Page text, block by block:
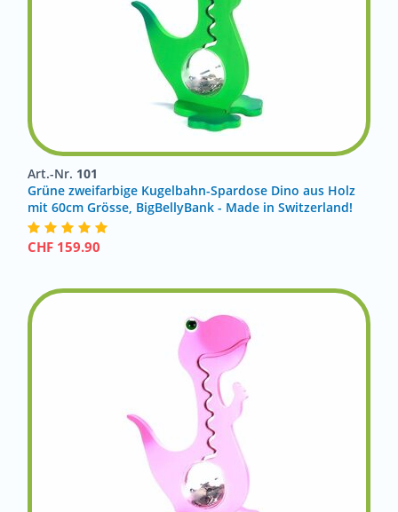
Art.-Nr. 101
Grüne zweifarbige Kugelbahn-Spardose Dino aus Holz
mit 60cm Grösse, BigBellyBank - Made in Switzerland!
CHF 159.90